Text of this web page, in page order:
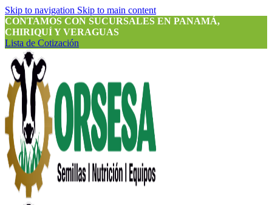
Skip to navigation Skip to main content
CONTAMOS CON SUCURSALES EN PANAMÁ,
CHIRIQUÍ Y VERAGUAS
Lista de Cotización